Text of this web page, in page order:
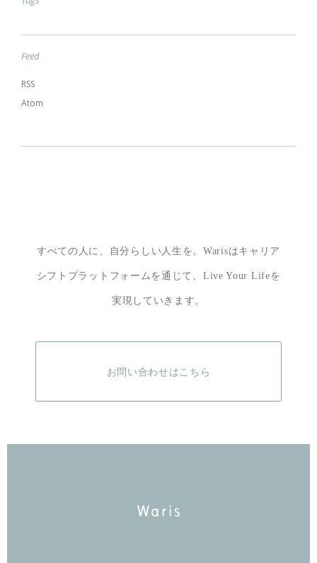
Feed
RSS
Atom
すべての人に、自分らしい人生を。Warisはキャリア
シフトプラットフォームを通じて、 Live Your Lifeを
実現していきます。
お問い合わせはこちら